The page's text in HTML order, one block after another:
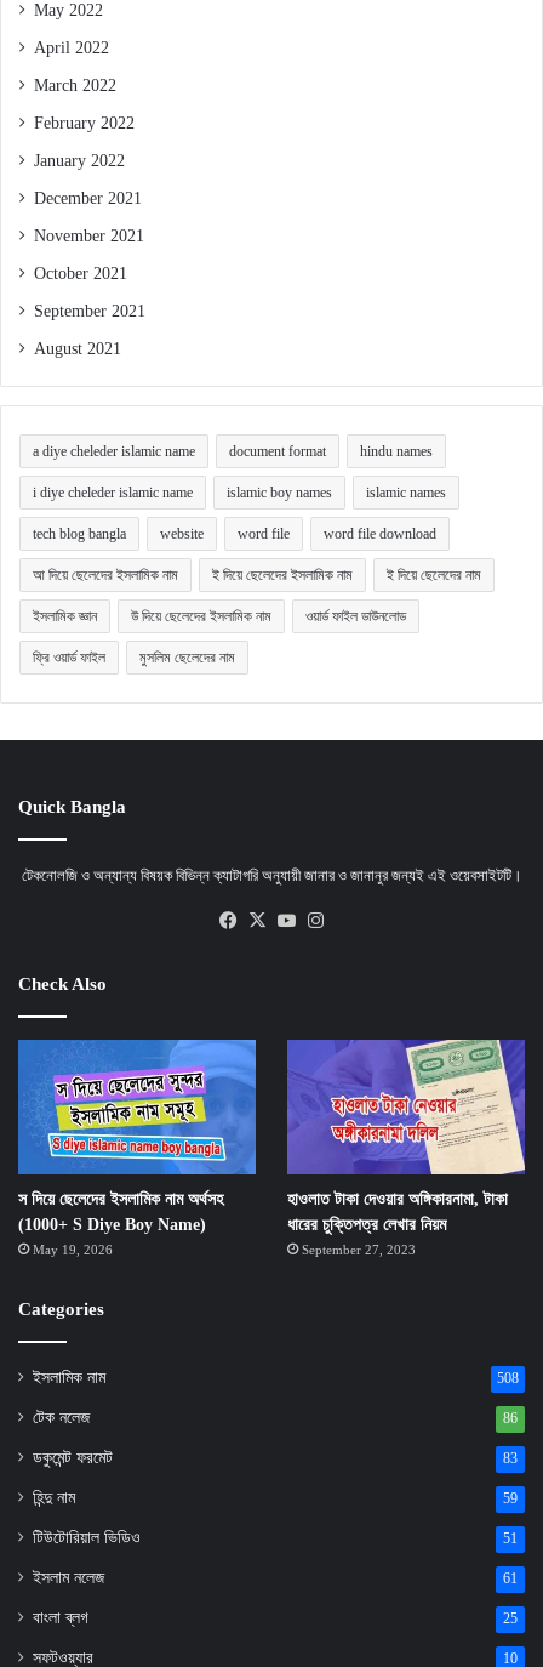
May 2022
April 2022
March 2022
February 2022
January 2022
December 2021
November 2021
October 2021
September 2021
August 2021
a diye cheleder islamic name document format hindu names
i diye cheleder islamic name islamic boy names islamic names
tech blog bangla website word file word file download
আ দিয়ে ছেলেদের ইসলামিক নাম ই দিয়ে ছেলেদের ইসলামিক নাম ই দিয়ে ছেলেদের নাম
ইসলামিক জ্ঞান উ দিয়ে ছেলেদের ইসলামিক নাম ওয়ার্ড ফাইল ডাউনলোড
ফ্রি ওয়ার্ড ফাইল মুসলিম ছেলেদের নাম
Quick Bangla
টেকনোলজি ও অন্যান্য বিষয়ক বিভিন্ন ক্যাটাগরি অনুযায়ী জানার ও জানানুর জন্যই এই ওয়েবসাইটটি।
Facebook
X YouTube
Check Also
স দিয়ে ছেলেদের ইসলামিক নাম অর্থসহ
(1000+ S Diye Boy Name)
May 19, 2026
হাওলাত টাকা দেওয়ার অঙ্গিকারনামা, টাকা
ধারের চুক্তিপত্র লেখার নিয়ম
September 27, 2023
Categories
ইসলামিক নাম 508
টেক নলেজ 86
ডকুমেন্ট ফরমেট 83
হিন্দু নাম 59
টিউটোরিয়াল ভিডিও 51
ইসলাম নলেজ 61
বাংলা ব্লগ 25
সফটওয়্যার 10